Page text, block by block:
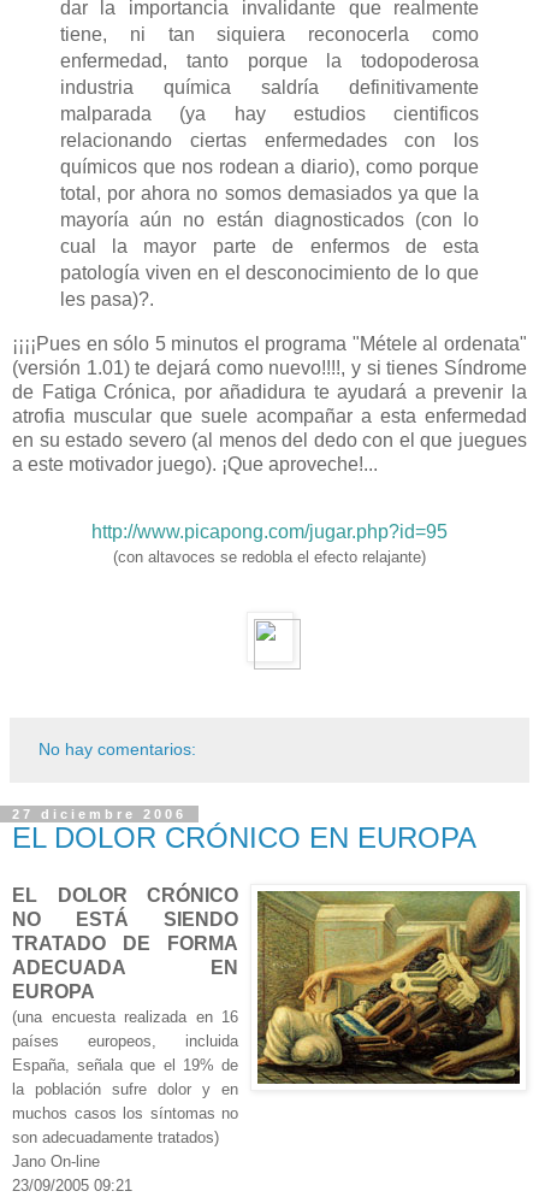
dar la importancia invalidante que realmente
tiene, ni tan siquiera reconocerla como
enfermedad, tanto porque la todopoderosa
industria química saldría definitivamente
malparada (ya hay estudios cientificos
relacionando ciertas enfermedades con los
químicos que nos rodean a diario), como porque
total, por ahora no somos demasiados ya que la
mayoría aún no están diagnosticados (con lo
cual la mayor parte de enfermos de esta
patología viven en el desconocimiento de lo que
les pasa)?.
¡¡¡¡Pues en sólo 5 minutos el programa "Métele al ordenata"
(versión 1.01) te dejará como nuevo!!!!, y si tienes Síndrome
de Fatiga Crónica, por añadidura te ayudará a prevenir la
atrofia muscular que suele acompañar a esta enfermedad
en su estado severo (al menos del dedo con el que juegues
a este motivador juego). ¡Que aproveche!...
http://www.picapong.com/jugar.php?id=95
(con altavoces se redobla el efecto relajante)
No hay comentarios:
27 diciembre 2006
EL DOLOR CRÓNICO EN EUROPA
EL DOLOR CRÓNICO
NO ESTÁ SIENDO
TRATADO DE FORMA
ADECUADA EN
EUROPA
(una encuesta realizada en 16
países europeos, incluida
España, señala que el 19% de
la población sufre dolor y en
muchos casos los síntomas no
son adecuadamente tratados)
Jano On-line
23/09/2005 09:21